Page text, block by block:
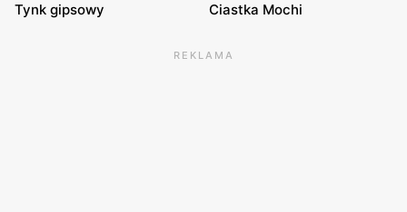
Tynk gipsowy
Ciastka Mochi
REKLAMA